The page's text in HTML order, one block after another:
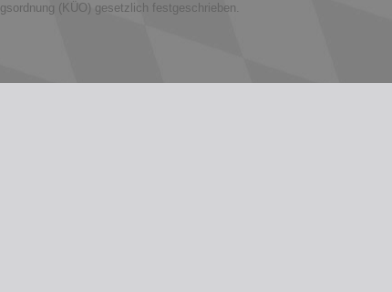
(KÜO) gesetzlich festgeschrieben.